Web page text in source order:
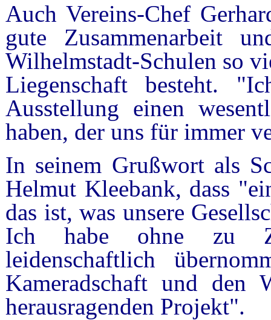
Auch Vereins-Chef
gute Zusammenarbeit
Wilhelmstadt-Schulen so
Liegenschaft besteht.
Ausstellung einen
haben, der uns für immer
In seinem Grußwort als
Helmut Kleebank, dass
das ist, was unsere
Ich habe ohne zu
leidenschaftlich
Kameradschaft und den
herausragenden Projekt".